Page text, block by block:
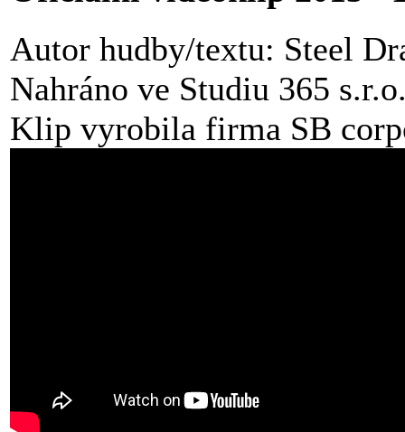
Autor hudby/textu: Steel
Nahráno ve Studiu 365
Klip vyrobila firma SB